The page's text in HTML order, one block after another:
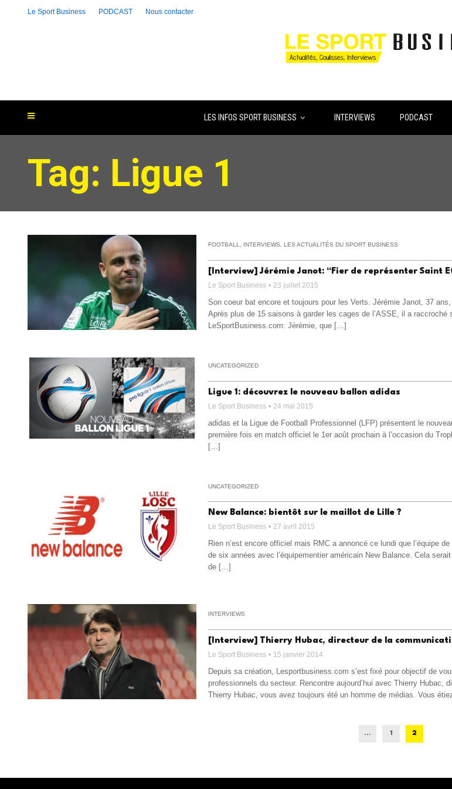
LES INFOS SPORT BUSINESS INTERVIEWS PODCAST
Le Sport Business PODCAST Nous contacter
Tag: Ligue 1
FOOTBALL INTERVIEWS LES ACTUALITÉS DU SPORT BUSINESS
[Interview] Jérémie Janot: “Fier de représenter Saint
Le Sport Business 23 juillet 2015
Son coeur bat encore et toujours pour les Verts. Jérémie Janot, 37
Après plus de 15 saisons à garder les cages de l’ASSE, il a raccroché
LeSportBusiness.com: Jérémie, que […]
UNCATEGORIZED
Ligue 1: découvrez le nouveau ballon adidas
Le Sport Business 24 mai 2015
adidas et la Ligue de Football Professionnel (LFP) présentent le
première fois en match officiel le 1er août prochain à l’occasion du
[…]
UNCATEGORIZED
New Balance: bientôt sur le maillot de Lille ?
Le Sport Business 27 avril 2015
Rien n’est encore officiel mais RMC a annoncé ce lundi que l’équipe
de six années avec l’équipementier américain New Balance. Cela
de […]
INTERVIEWS
[Interview] Thierry Hubac, directeur de la
Le Sport Business 15 janvier 2014
Depuis sa création, Lesportbusiness.com s’est fixé pour objectif de
professionnels du secteur. Rencontre aujourd’hui avec Thierry
Thierry Hubac, vous avez toujours été un homme de médias. Vous
... 1 2